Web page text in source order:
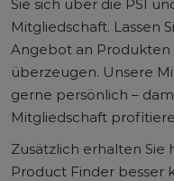
Sie sich über die PSI
Mitgliedschaft. Lassen
Angebot an
überzeugen. Unsere
gerne persönlich –
Mitgliedschaft
Zusätzlich erhalten Sie
Product Finder besser